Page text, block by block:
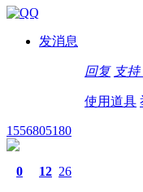
发消息
回复 支持
使用道具
1556805180
0 12 26